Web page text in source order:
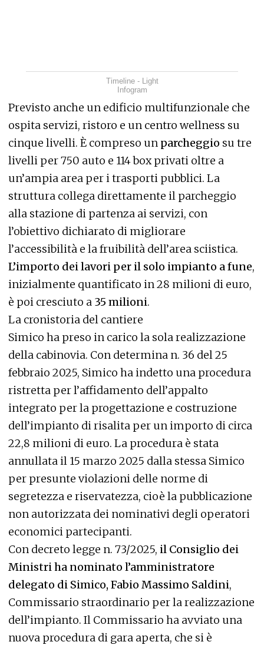
Timeline - Light
Infogram
Previsto anche un edificio multifunzionale che
ospita servizi, ristoro e un centro wellness su
cinque livelli. È compreso un parcheggio su tre
livelli per 750 auto e 114 box privati oltre a
un’ampia area per i trasporti pubblici. La
struttura collega direttamente il parcheggio
alla stazione di partenza ai servizi, con
l’obiettivo dichiarato di migliorare
l’accessibilità e la fruibilità dell’area sciistica.
L’importo dei lavori per il solo impianto a fune,
inizialmente quantificato in 28 milioni di euro,
è poi cresciuto a 35 milioni.
La cronistoria del cantiere
Simico ha preso in carico la sola realizzazione
della cabinovia. Con determina n. 36 del 25
febbraio 2025, Simico ha indetto una procedura
ristretta per l’affidamento dell’appalto
integrato per la progettazione e costruzione
dell’impianto di risalita per un importo di circa
22,8 milioni di euro. La procedura è stata
annullata il 15 marzo 2025 dalla stessa Simico
per presunte violazioni delle norme di
segretezza e riservatezza, cioè la pubblicazione
non autorizzata dei nominativi degli operatori
economici partecipanti.
Con decreto legge n. 73/2025, il Consiglio dei
Ministri ha nominato l’amministratore
delegato di Simico, Fabio Massimo Saldini,
Commissario straordinario per la realizzazione
dell’impianto. Il Commissario ha avviato una
nuova procedura di gara aperta, che si è